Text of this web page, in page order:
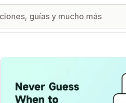
Galería de imágenes destacadas